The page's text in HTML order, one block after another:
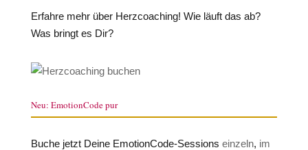
Erfahre mehr über Herzcoaching! Wie läuft das ab?
Was bringt es Dir?
Neu: EmotionCode pur
Buche jetzt Deine EmotionCode-Sessions einzeln, im